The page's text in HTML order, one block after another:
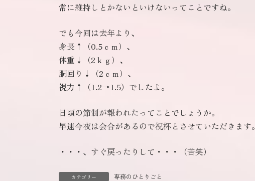
常に維持しとかないといけないってことですね。
でも今回は去年より、
身長↑（0.5ｃｍ）、
体重↓（2ｋｇ）、
胴回り↓（2ｃｍ）、
視力↑（1.2→1.5）でしたよ。
日頃の節制が報われたってことでしょうか。
早速今夜は会合があるので祝杯とさせていただきます。
・・・、すぐ戻ったりして・・・（苦笑）
カテゴリー 専務のひとりごと